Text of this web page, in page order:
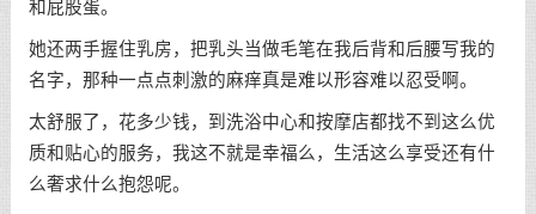
和屁股蛋。
她还两手握住乳房，把乳头当做毛笔在我后背和后腰写我的
名字，那种一点点刺激的麻痒真是难以形容难以忍受啊。
太舒服了，花多少钱，到洗浴中心和按摩店都找不到这么优
质和贴心的服务，我这不就是幸福么，生活这么享受还有什
么奢求什么抱怨呢。